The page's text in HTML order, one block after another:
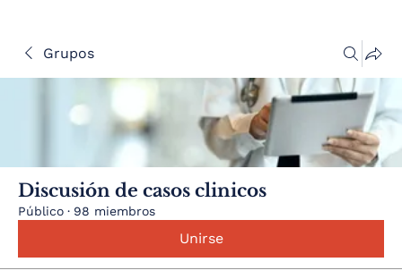
Grupos
Discusión de casos clinicos
Público · 98 miembros
Unirse